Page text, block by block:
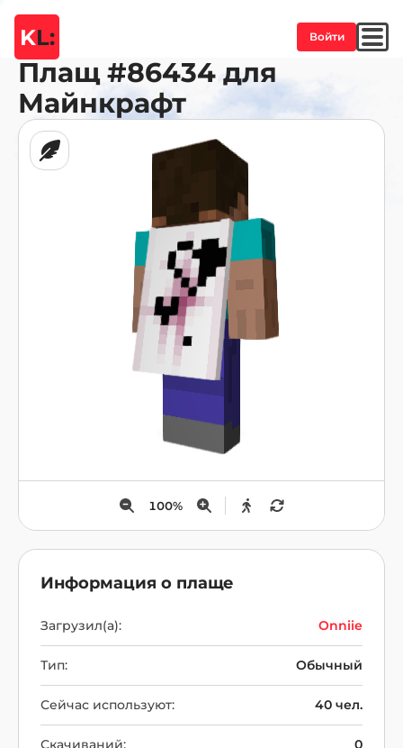
KL: Войти
Плащ #86434 для
Майнкрафт
100%
Информация о плаще
Загрузил(а): Onniie
Тип: Обычный
Сейчас используют: 40 чел.
Скачиваний: 0